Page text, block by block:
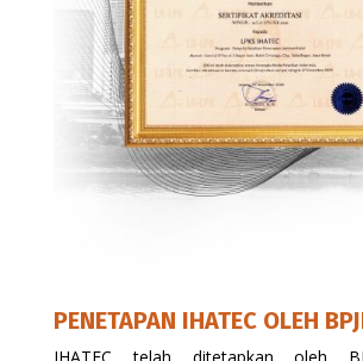
PENETAPAN IHATEC OLEH